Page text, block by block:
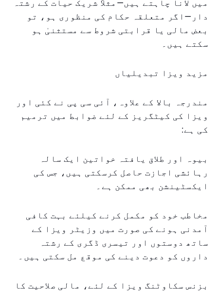
میں لانا چاہتے ہیں—مثلاً شریک حیات کے رشتہ
دار—اگر متعلقہ حکام کی منظوری ہو، تو
بعض مالی یا قرابتی شروط سے مستثنیٰ ہو
سکتے ہیں۔
مزید ویزا تبدیلیاں
مندرجہ بالا کے علاوہ، آئی سی پی نے کئی اور
ویزا کی کیٹگریز کے لئے ضوابط میں ترمیم
کی ہے:
بیوہ اور طلاق یافتہ خواتین ایک سالہ
رہائشی اجازت حاصل کرسکتی ہیں، جس کی
ایکسٹینشن بھی ممکن ہے۔
مخاطب خود کو مکمل کرنے کیلئے بہت کافی
آمدنی ہونے کی صورت میں وزیٹر ویزا کے
ساتھ دوستوں اور تیسری ڈگری کے رشتہ
داروں کو دعوت دینے کی موقع مل سکتی ہیں۔
بزنس سکاوٹنگ ویزا کے لئے، مالی صلاحیت کا